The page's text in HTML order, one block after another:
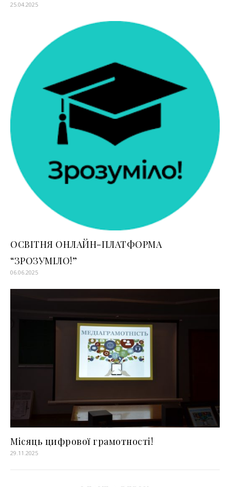
25.04.2025
ОСВІТНЯ ОНЛАЙН-ПЛАТФОРМА
“ЗРОЗУМІЛО!”
06.06.2025
Місяць цифрової грамотності!
29.11.2025